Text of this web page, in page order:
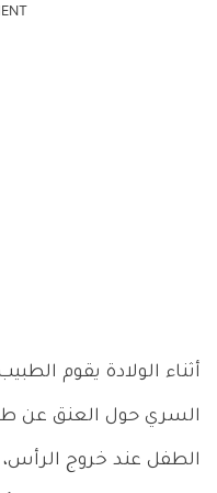
أثناء الولادة يقوم
السري حول العنق عن
الطفل عند خروج الرأس،